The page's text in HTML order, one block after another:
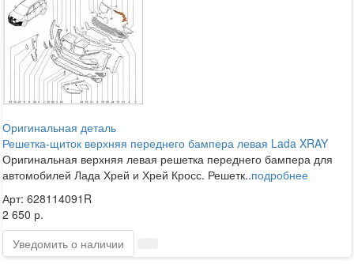
Оригинальная деталь
Решетка-щиток верхняя переднего бампера левая Lada XRAY
Оригинальная верхняя левая решетка переднего бампера для
автомобилей Лада Хрей и Хрей Кросс. Решетк..подробнее
Арт: 628114091R
2 650 р.
Уведомить о наличии